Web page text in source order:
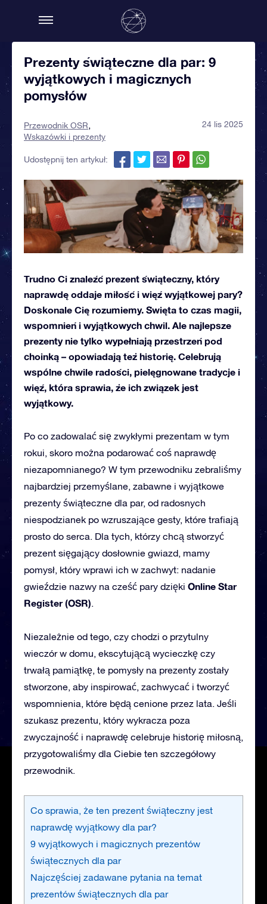
Prezenty świąteczne dla par: 9
wyjątkowych i magicznych
pomysłów
Przewodnik OSR
Wskazówki i prezenty
24 lis 2025
Udostępnij ten artykuł:
Trudno Ci znaleźć prezent świąteczny, który
naprawdę oddaje miłość i więź wyjątkowej pary?
Doskonale Cię rozumiemy. Święta to czas magii,
wspomnień i wyjątkowych chwil. Ale najlepsze
prezenty nie tylko wypełniają przestrzeń pod
choinką – opowiadają też historię. Celebrują
wspólne chwile radości, pielęgnowane tradycje i
więź, która sprawia, że ich związek jest
wyjątkowy.
Po co zadowalać się zwykłymi prezentam w tym
rokui, skoro można podarować coś naprawdę
niezapomnianego? W tym przewodniku zebraliśmy
najbardziej przemyślane, zabawne i wyjątkowe
prezenty świąteczne dla par, od radosnych
niespodzianek po wzruszające gesty, które trafiają
prosto do serca. Dla tych, którzy chcą stworzyć
prezent sięgający dosłownie gwiazd, mamy
pomysł, który wprawi ich w zachwyt: nadanie
gwieździe nazwy na cześć pary dzięki Online Star
Register (OSR).
Niezależnie od tego, czy chodzi o przytulny
wieczór w domu, ekscytującą wycieczkę czy
trwałą pamiątkę, te pomysły na prezenty zostały
stworzone, aby inspirować, zachwycać i tworzyć
wspomnienia, które będą cenione przez lata. Jeśli
szukasz prezentu, który wykracza poza
zwyczajność i naprawdę celebruje historię miłosną,
przygotowaliśmy dla Ciebie ten szczegółowy
przewodnik.
Co sprawia, że ten prezent świąteczny jest
naprawdę wyjątkowy dla par?
9 wyjątkowych i magicznych prezentów
świątecznych dla par
Najczęściej zadawane pytania na temat
prezentów świątecznych dla par